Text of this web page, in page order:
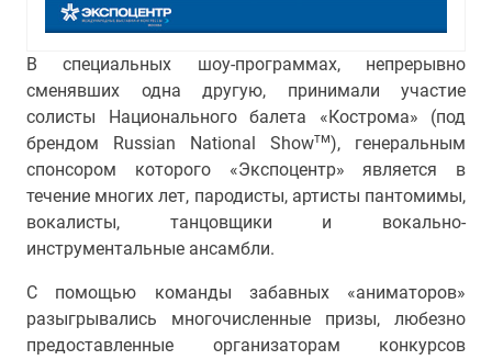
В специальных шоу-программах, непрерывно
сменявших одна другую, принимали участие
солисты Национального балета «Кострома» (под
брендом Russian National Showтм), генеральным
спонсором которого «Экспоцентр» является в
течение многих лет, пародисты, артисты пантомимы,
вокалисты, танцовщики и вокально-
инструментальные ансамбли.
С помощью команды забавных «аниматоров»
разыгрывались многочисленные призы, любезно
предоставленные организаторам конкурсов